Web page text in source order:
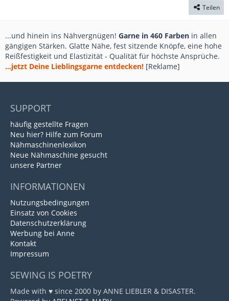
Teilen
...und hinein ins Nähvergnügen! Garne in 460 Farben in allen
gängigen Stärken. Glatte Nähe, fest sitzende Knöpfe, eine hohe
Reißfestigkeit und Elastizität - Qualität für höchste Ansprüche.
...jetzt Deine Lieblingsgarne entdecken! [Reklame]
SUPPORT
häufig gestellte Fragen
Neu hier? Hilfe zum Forum
Nähmaschinenlexikon
Neue Nähmaschine gesucht
unsere Partner
INFORMATIONEN
Nutzungsbedingungen
Einsatz von Cookies
Datenschutzerklärung
Werbung bei Anne
Kontakt
Impressum
SEWING IS POETRY
Made with ♥ since 2000 by ANNE LIEBLER & DISASTER.